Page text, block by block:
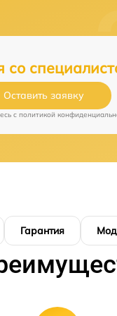
со
Оставить заявку
c политикой
Гарантия